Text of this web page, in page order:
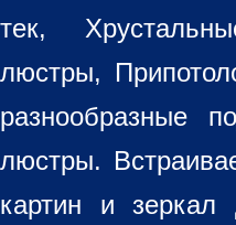
тек,
люстры,
разнообразные
люстры.
картин и зеркал